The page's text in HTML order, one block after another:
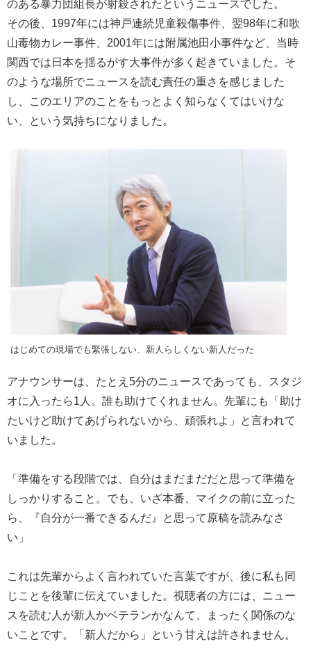
のある暴力団組長が射殺されたというニュースでした。
その後、1997年には神戸連続児童殺傷事件、翌98年に和歌
山毒物カレー事件、2001年には附属池田小事件など、当時
関西では日本を揺るがす大事件が多く起きていました。そ
のような場所でニュースを読む責任の重さを感じました
し、このエリアのことをもっとよく知らなくてはいけな
い、という気持ちになりました。
はじめての現場でも緊張しない、新人らしくない新人だった
アナウンサーは、たとえ5分のニュースであっても、スタジ
オに入ったら1人。誰も助けてくれません。先輩にも「助け
たいけど助けてあげられないから、頑張れよ」と言われて
いました。
「準備をする段階では、自分はまだまだだと思って準備を
しっかりすること。でも、いざ本番、マイクの前に立った
ら、『自分が一番できるんだ』と思って原稿を読みなさ
い」
これは先輩からよく言われていた言葉ですが、後に私も同
じことを後輩に伝えていました。視聴者の方には、ニュー
スを読む人が新人かベテランかなんて、まったく関係のな
いことです。「新人だから」という甘えは許されません。